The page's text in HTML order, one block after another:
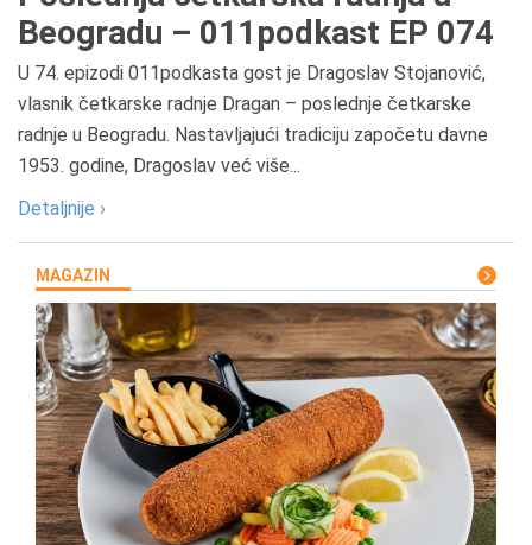
Beogradu – 011podkast EP 074
U 74. epizodi 011podkasta gost je Dragoslav Stojanović,
vlasnik četkarske radnje Dragan – poslednje četkarske
radnje u Beogradu. Nastavljajući tradiciju započetu davne
1953. godine, Dragoslav već više...
Detaljnije ›
MAGAZIN